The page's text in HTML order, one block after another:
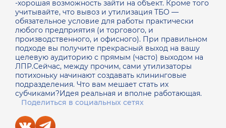
-хорошая возможность зайти на объект. Кроме того
учитывайте, что вывоз и утилизация ТБО —
обязательное условие для работы практически
любого предприятия (и торгового, и
производственного, и офисного). При правильном
подходе вы получите прекрасный выход на вашу
целевую аудиторию с прямым (часто) выходом на
ЛПР.Сейчас, между прочим, сами утилизаторы
потихоньку начинают создавать клининговые
подразделения. Что вам мешает стать их
субчиками?Идея реальная и вполне работающая.
Поделиться в социальных сетях